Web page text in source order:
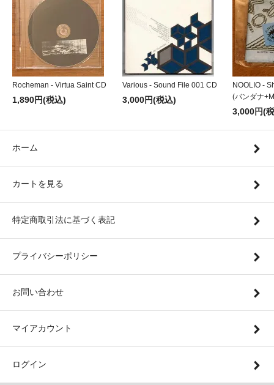
Rocheman - Virtua Saint CD
1,890円(税込)
Various - Sound File 001 CD
3,000円(税込)
NOOLIO -
(バンダナ
3,000円(
ホーム
カートを見る
特定商取引法に基づく表記
プライバシーポリシー
お問い合わせ
マイアカウント
ログイン